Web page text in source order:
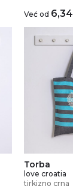
Već od 6,34
Torba
love croatia
tirkizno crna